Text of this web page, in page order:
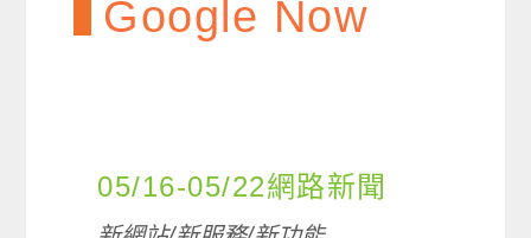
Google Now
05/16-05/22網路新聞